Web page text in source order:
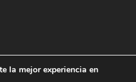
la mejor experiencia en